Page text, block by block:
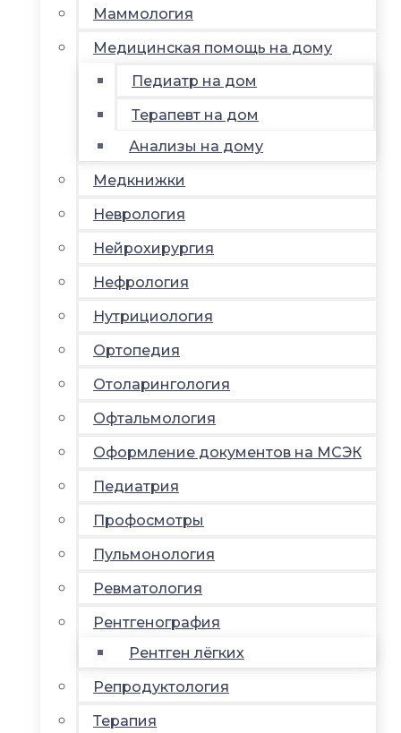
Маммология
Медицинская помощь на дому
Педиатр на дом
Терапевт на дом
Анализы на дому
Медкнижки
Неврология
Нейрохирургия
Нефрология
Нутрициология
Ортопедия
Отоларингология
Офтальмология
Оформление документов на МСЭК
Педиатрия
Профосмотры
Пульмонология
Ревматология
Рентгенография
Рентген лёгких
Репродуктология
Терапия